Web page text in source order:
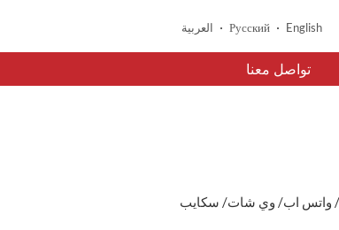
English
Русский العربية
تواصل معنا
واتس اب/ وي شات/ سكايب